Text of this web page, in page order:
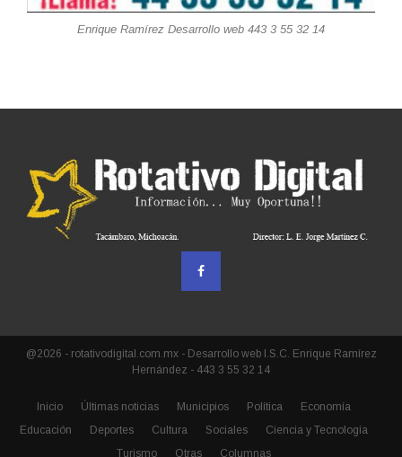
Enrique Ramírez Desarrollo web 443 3 55 32 14
@2026 - rotativodigital.com.mx - Desarrollo web I.S.C. Enrique Ramírez
Hernández - 443 3 55 32 14
Inicio Últimas noticias Municipios Política
Economía
Educación
Deportes Cultura Sociales
Ciencia y Tecnología
Turismo
Otras Columnas